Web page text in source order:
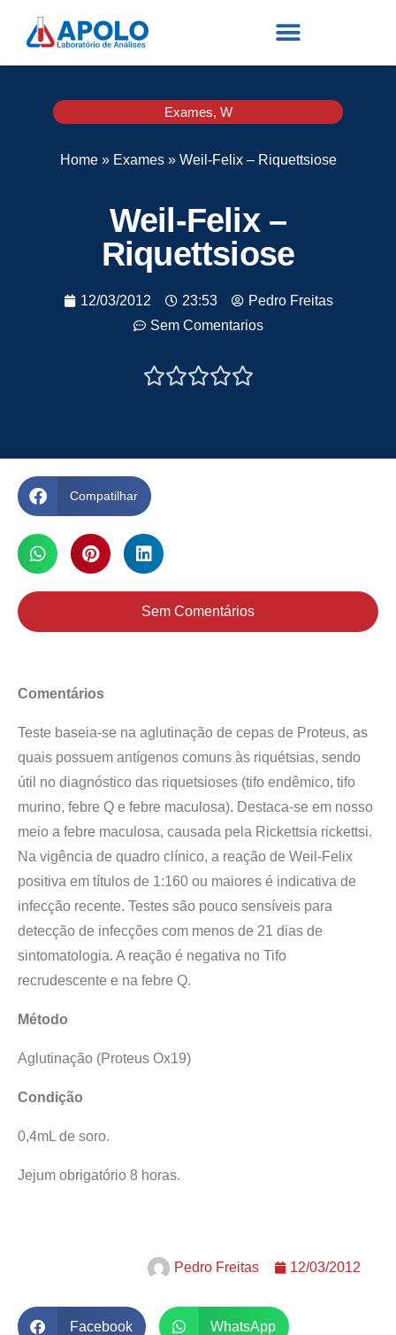
Exames, W
Home» Exames» Weil-Felix – Riquettsiose
Weil-Felix –
Riquettsiose
12/03/2012 23:53
Pedro Freitas
Sem Comentarios

Compatilhar
Sem Comentários
Comentários
Teste baseia-se na aglutinação de cepas de Proteus, as
quais possuem antígenos comuns às riquétsias, sendo
útil no diagnóstico das riquetsioses (tifo endêmico, tifo
murino, febre Q e febre maculosa). Destaca-se em nosso
meio a febre maculosa, causada pela Rickettsia rickettsi.
Na vigência de quadro clínico, a reação de Weil-Felix
positiva em títulos de 1:160 ou maiores é indicativa de
infecção recente. Testes são pouco sensíveis para
detecção de infecções com menos de 21 dias de
sintomatologia. A reação é negativa no Tifo
recrudescente e na febre Q.
Método
Aglutinação (Proteus Ox19)
Condição
0,4mL de soro.
Jejum obrigatório 8 horas.
Pedro Freitas 12/03/2012
Facebook WhatsApp